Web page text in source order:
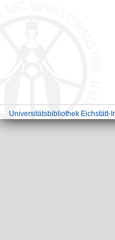
Universitätsbibliothek Eichstätt-